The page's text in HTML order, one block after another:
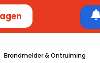
Brandmelder & Ontruiming